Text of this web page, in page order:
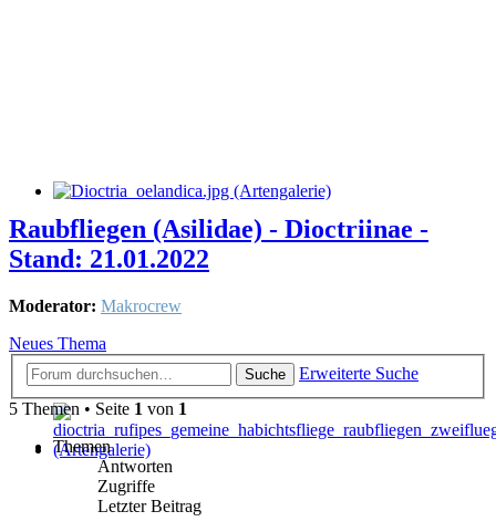
Raubfliegen (Asilidae) - Dioctriinae -
Stand: 21.01.2022
Moderator: Makrocrew
Neues Thema
Suche
Erweiterte Suche
5 Themen • Seite 1 von 1
Themen
Antworten
Zugriffe
Letzter Beitrag